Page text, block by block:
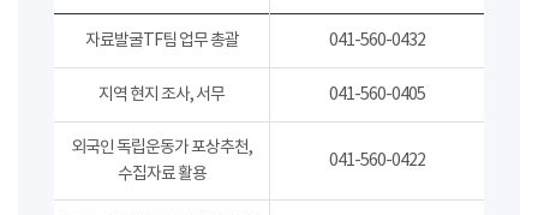
자료발굴TF팀 업무 총괄 041-560-0432
지역 현지 조사, 서무 041-560-0405
외국인 독립운동가 포상추천,
수집자료 활용
041-560-0422